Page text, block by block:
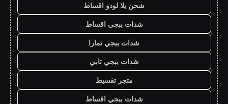
شحن يلا لودو اقساط
شدات ببجي اقساط
شدات ببجي تمارا
شدات ببجي تابي
متجر تقسيط
شدات ببجي اقساط